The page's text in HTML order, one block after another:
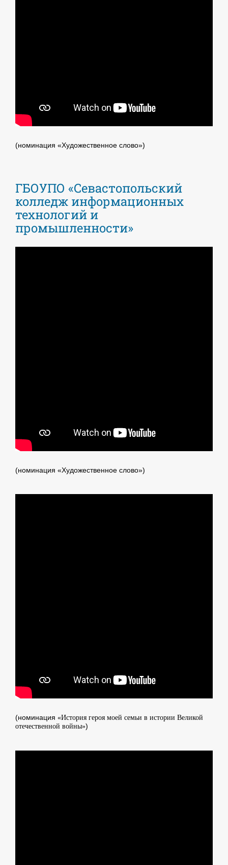
(номинация «Художественное слово»)
ГБОУПО «Севастопольский
колледж информационных
технологий и
промышленности»
(номинация «Художественное слово»)
(номинация «История героя моей семьи в истории Великой
отечественной войны»)